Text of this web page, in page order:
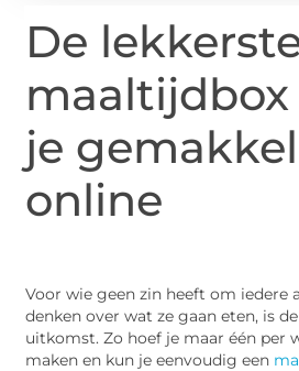
De
maaltijdbox
je
online
Voor wie geen zin heeft om iedere
denken over wat ze gaan eten, is
uitkomst. Zo hoef je maar één per
maken en kun je eenvoudig een